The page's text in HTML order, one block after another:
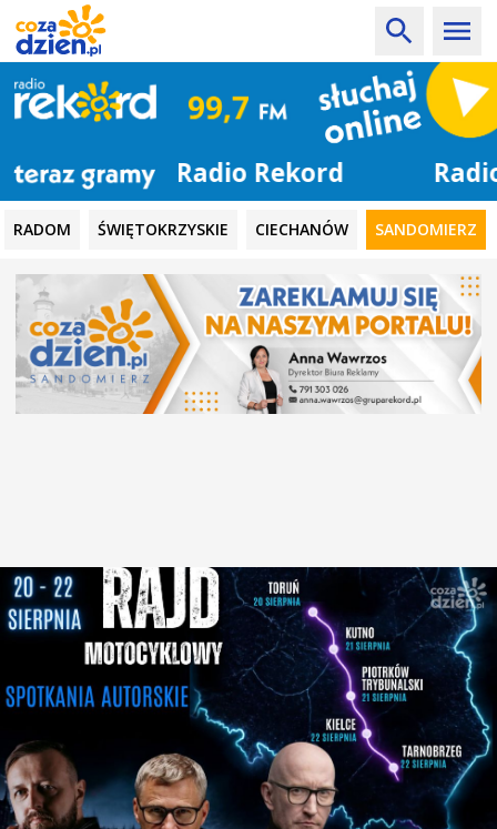
Radio Rekord
RADOM ŚWIĘTOKRZYSKIE CIECHANÓW SANDOMIERZ